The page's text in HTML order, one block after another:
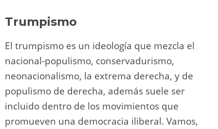
Trumpismo
El trumpismo es un ideología que mezcla el
nacional-populismo, conservadurismo,
neonacionalismo, la extrema derecha,​ y de
populismo de derecha,​ además suele ser
incluido dentro de los movimientos que
promueven una democracia iliberal. Vamos,